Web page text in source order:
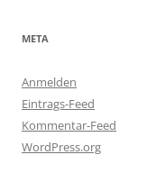
META
Anmelden
Eintrags-Feed
Kommentar-Feed
WordPress.org